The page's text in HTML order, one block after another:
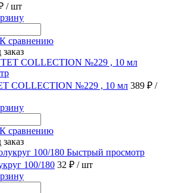
/ шт
К сравнению
COLLECTION №229 , 10 мл 389 ₽ /
К сравнению
Быстрый просмотр
100/180 32 ₽ / шт